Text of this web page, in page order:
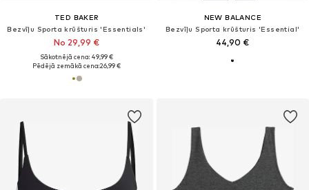
TED BAKER
Bezvīļu Sporta krūšturis 'Essentials'
No 29,99 €
Sākotnējā cena: 49,99 €
Pēdējā zemākā cena:26,99 €
NEW BALANCE
Bezvīļu Sporta krūšturis 'Essential'
44,90 €